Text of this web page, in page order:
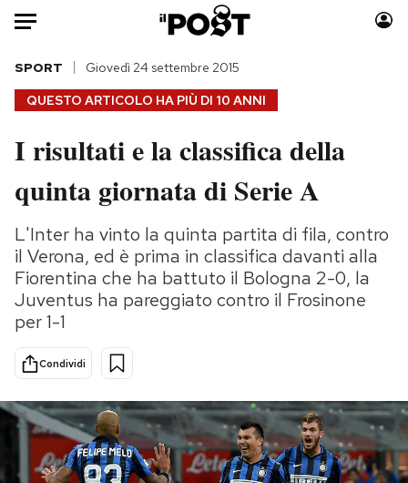
Auto
HOME
Italia
Politica
Tecnologia
Internet
Scienza
Cultura
Sport
Moda
Consumismi
Storie/Idee
Ok Boomer!
Media
Europa
PODCAST
QUESTO ARTICOLO HA PIÙ DI 10 ANNI
SPORT Giovedì 24 settembre 2015
I risultati e la classifica della
quinta giornata di Serie A
L'Inter ha vinto la quinta partita di fila, contro
il Verona, ed è prima in classifica davanti alla
Fiorentina che ha battuto il Bologna 2-0, la
Juventus ha pareggiato contro il Frosinone
per 1-1
Condividi